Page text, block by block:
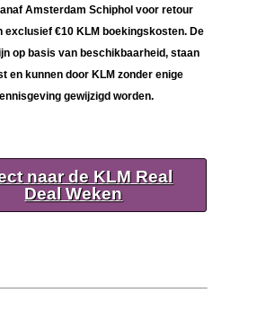
Amsterdam Schiphol voor retour
exclusief €10 KLM boekingskosten. De
op basis van beschikbaarheid, staan
en kunnen door KLM zonder enige
gewijzigd worden.
naar de KLM Real
Deal Weken